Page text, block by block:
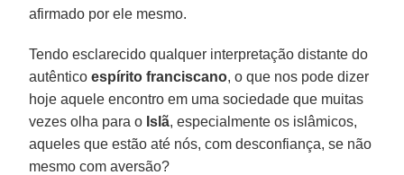
afirmado por ele mesmo.
Tendo esclarecido qualquer interpretação distante do
autêntico espírito franciscano, o que nos pode dizer
hoje aquele encontro em uma sociedade que muitas
vezes olha para o Islã, especialmente os islâmicos,
aqueles que estão até nós, com desconfiança, se não
mesmo com aversão?